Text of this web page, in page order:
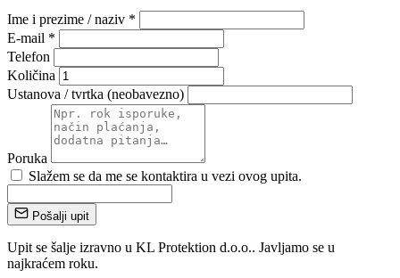
Ime i prezime / naziv *
E-mail *
Telefon
Količina
Ustanova / tvrtka (neobavezno)
Poruka
Slažem se da me se kontaktira u vezi ovog upita.
Pošalji upit
Upit se šalje izravno u KL Protektion d.o.o.. Javljamo se u
najkraćem roku.